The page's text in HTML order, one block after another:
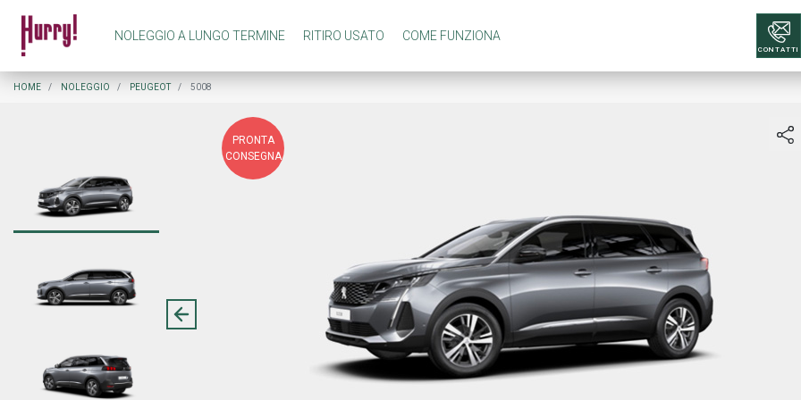
NOLEGGIO A LUNGO TERMINE RITIRO USATO COME FUNZIONA
CONTATTI
HOME NOLEGGIO PEUGEOT 5008
PRONTA
CONSEGNA
NOLEGGIO A LUNGO TERMINE AZIENDE
PREASSEGNAZIONE